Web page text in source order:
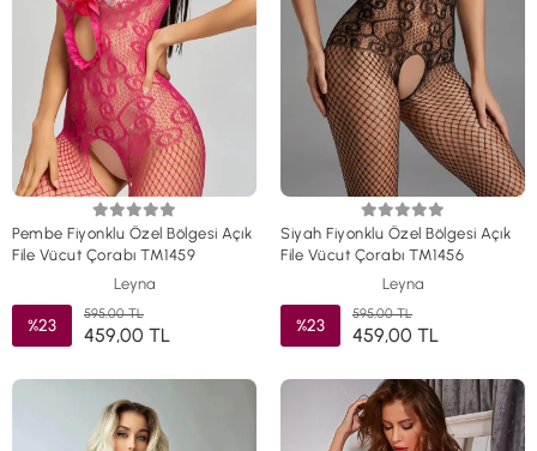
Pembe Fiyonklu Özel Bölgesi Açık
File Vücut Çorabı TM1459
Leyna
%23
595,00 TL
459,00 TL
Siyah Fiyonklu Özel Bölgesi Açık
File Vücut Çorabı TM1456
Leyna
%23
595,00 TL
459,00 TL